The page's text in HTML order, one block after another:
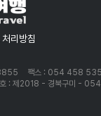
리방침
팩스 : 054 458
호 : 제2018 - 경북구미 -